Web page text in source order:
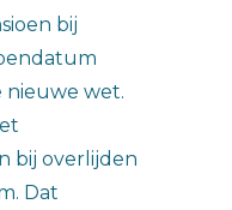
bij
nieuwe wet.
bij overlijden
Dat